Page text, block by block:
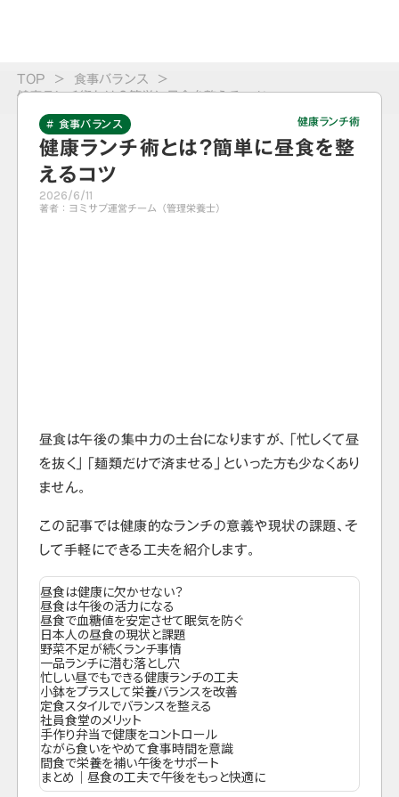
TOP > 食事バランス >
健康ランチ術とは？簡単に昼食を整えるコツ
# 食事バランス 健康ランチ術
健康ランチ術とは？簡単に昼食を整
えるコツ
2026/6/11
著者： ヨミサプ運営チーム（管理栄養士）
昼食は午後の集中力の土台になりますが、「忙しくて昼
を抜く」「麺類だけで済ませる」といった方も少なくあり
ません。
この記事では健康的なランチの意義や現状の課題、そ
して手軽にできる工夫を紹介します。
昼食は健康に欠かせない？
昼食は午後の活力になる
昼食で血糖値を安定させて眠気を防ぐ
日本人の昼食の現状と課題
野菜不足が続くランチ事情
一品ランチに潜む落とし穴
忙しい昼でもできる健康ランチの工夫
小鉢をプラスして栄養バランスを改善
定食スタイルでバランスを整える
社員食堂のメリット
手作り弁当で健康をコントロール
ながら食いをやめて食事時間を意識
間食で栄養を補い午後をサポート
まとめ｜昼食の工夫で午後をもっと快適に